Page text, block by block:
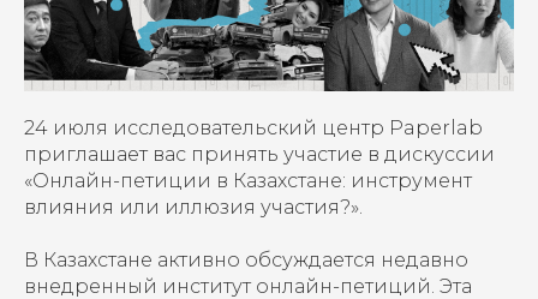
24 июля исследовательский центр Paperlab
приглашает вас принять участие в дискуссии
«Онлайн-петиции в Казахстане: инструмент
влияния или иллюзия участия?».
В Казахстане активно обсуждается недавно
внедренный институт онлайн-петиций. Эта